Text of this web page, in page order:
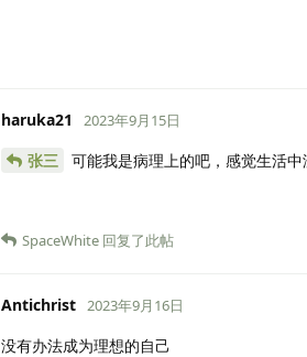
haruka21 2023年9月15日
张三 可能我是病理上的吧，感觉生活
SpaceWhite 回复了此帖
Antichrist 2023年9月16日
没有办法成为理想的自己